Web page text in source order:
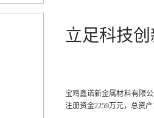
立足科技
宝鸡鑫诺新金属材料有限
注册资金2259万元，总资